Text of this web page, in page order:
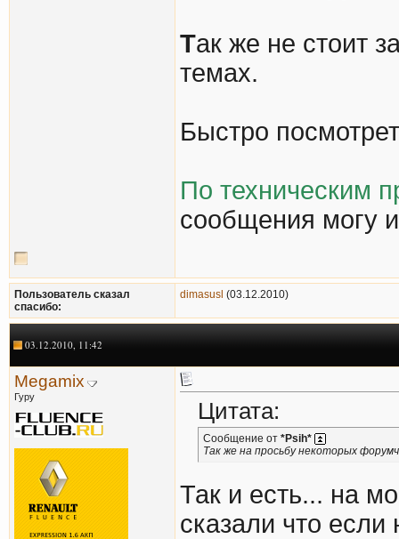
Так же не стоит
темах.
Быстро
По техническим
сообщения могу
Пользователь сказал
cпасибо:
dimasusl (03.12.2010)
03.12.2010, 11:42
Megamix
Гуру
Цитата:
Сообщение от *Psih*
Так же на просьбу некоторых
Так и есть... на
сказали что если